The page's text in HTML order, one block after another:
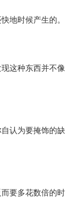
地时候产生的。
这种东西并不像
认为要掩饰的缺
要多花数倍的时